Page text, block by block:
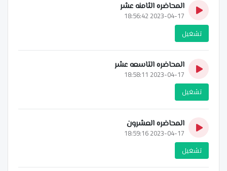
المحاضره الثامنه عشر
2023-04-17 18:56:42
تشغيل
المحاضره التاسعه عشر
2023-04-17 18:58:11
تشغيل
المحاضره العشرون
2023-04-17 18:59:16
تشغيل